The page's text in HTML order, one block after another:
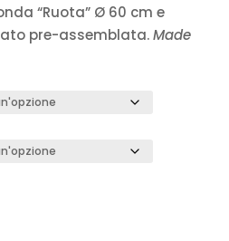
“Ruota” Ø 60 cm e
pre-assemblata.Made